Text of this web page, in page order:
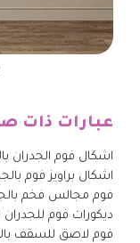
عبارات ذات
اشكال فوم الجدران
اشكال براويز فوم
فوم مجالس فخم
ديكورات فوم للجدران
فوم لاصق للسقف